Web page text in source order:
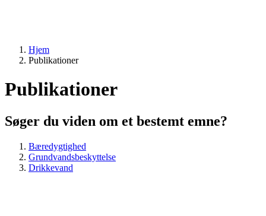
Hjem
Publikationer
Publikationer
Søger du viden om et bestemt emne?
Bæredygtighed
Grundvandsbeskyttelse
Drikkevand